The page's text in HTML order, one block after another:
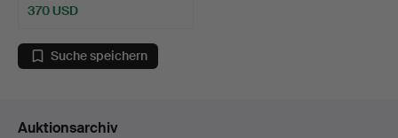
370 USD
Suche speichern
Auktionsarchiv